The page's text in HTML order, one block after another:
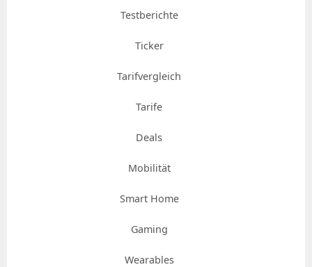
Testberichte
Ticker
Tarifvergleich
Tarife
Deals
Mobilität
Smart Home
Gaming
Wearables